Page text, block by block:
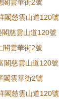
閣雲華街2號
閣慈雲山道120號
慈雲山道120號
閣雲華街2號
閣慈雲山道120號
閣雲華街2號
閣慈雲山道120號